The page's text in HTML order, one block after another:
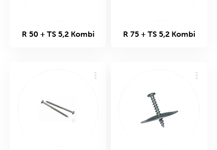
R 50 + TS 5,2 Kombi R 75 + TS 5,2 Kombi